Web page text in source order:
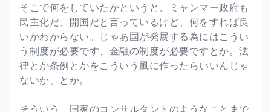
そこで何をしていたかというと、ミャンマー政府も
民主化だ、開国だと言っているけど、何をすれば良
いかわからない。じゃあ国が発展する為にはこうい
う制度が必要です、金融の制度が必要ですとか。法
律とか条例とかをこういう風に作ったらいいんじゃ
ないか、とか。
そういう、国家のコンサルタントのようなことまで